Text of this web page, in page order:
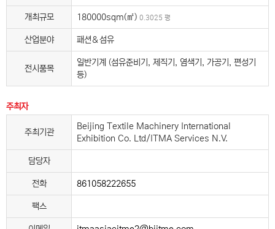
개최규모 180000sqm(㎡) 0.3025 평
산업분야 패션＆섬유
전시품목
일반기계 (섬유준비기, 제직기, 염색기, 가공기, 편성기
등)
주최자
주최기관
Beijing Textile Machinery International
Exhibition Co. Ltd/ITMA Services N.V.
담당자
전화 861058222655
팩스